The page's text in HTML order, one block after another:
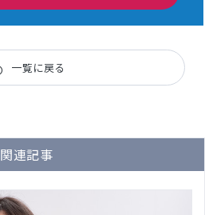
一覧に戻る
関連記事